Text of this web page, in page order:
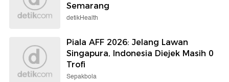
Semarang
detikHealth
Piala AFF 2026: Jelang Lawan
Singapura, Indonesia Diejek Masih 0
Trofi
Sepakbola